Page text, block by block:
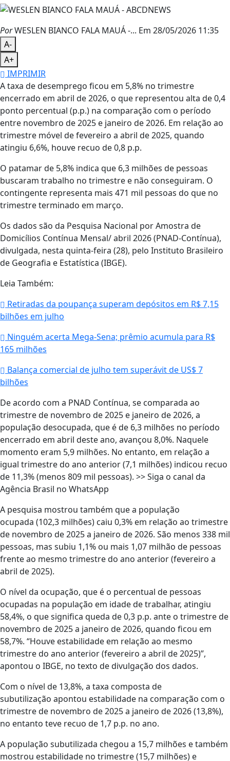
PorWESLEN BIANCO FALA MAUÁ -... Em 28/05/2026 11:35
A-
A+
IMPRIMIR
A taxa de desemprego ficou em 5,8% no trimestre
encerrado em abril de 2026, o que representou alta de 0,4
ponto percentual (p.p.) na comparação com o período
entre novembro de 2025 e janeiro de 2026. Em relação ao
trimestre móvel de fevereiro a abril de 2025, quando
atingiu 6,6%, houve recuo de 0,8 p.p.
O patamar de 5,8% indica que 6,3 milhões de pessoas
buscaram trabalho no trimestre e não conseguiram. O
contingente representa mais 471 mil pessoas do que no
trimestre terminado em março.
Os dados são da Pesquisa Nacional por Amostra de
Domicílios Contínua Mensal/ abril 2026 (PNAD-Contínua),
divulgada, nesta quinta-feira (28), pelo Instituto Brasileiro
de Geografia e Estatística (IBGE).
Leia Também:
Retiradas da poupança superam depósitos em R$ 7,15
bilhões em julho
Ninguém acerta Mega-Sena; prêmio acumula para R$
165 milhões
Balança comercial de julho tem superávit de US$ 7
bilhões
De acordo com a PNAD Contínua, se comparada ao
trimestre de novembro de 2025 e janeiro de 2026, a
população desocupada, que é de 6,3 milhões no período
encerrado em abril deste ano, avançou 8,0%. Naquele
momento eram 5,9 milhões. No entanto, em relação a
igual trimestre do ano anterior (7,1 milhões) indicou recuo
de 11,3% (menos 809 mil pessoas). >> Siga o canal da
Agência Brasil no WhatsApp
A pesquisa mostrou também que a população
ocupada (102,3 milhões) caiu 0,3% em relação ao trimestre
de novembro de 2025 a janeiro de 2026. São menos 338 mil
pessoas, mas subiu 1,1% ou mais 1,07 milhão de pessoas
frente ao mesmo trimestre do ano anterior (fevereiro a
abril de 2025).
O nível da ocupação, que é o percentual de pessoas
ocupadas na população em idade de trabalhar, atingiu
58,4%, o que significa queda de 0,3 p.p. ante o trimestre de
novembro de 2025 a janeiro de 2026, quando ficou em
58,7%. “Houve estabilidade em relação ao mesmo
trimestre do ano anterior (fevereiro a abril de 2025)”,
apontou o IBGE, no texto de divulgação dos dados.
Com o nível de 13,8%, a taxa composta de
subutilização apontou estabilidade na comparação com o
trimestre de novembro de 2025 a janeiro de 2026 (13,8%),
no entanto teve recuo de 1,7 p.p. no ano.
A população subutilizada chegou a 15,7 milhões e também
mostrou estabilidade no trimestre (15,7 milhões) e